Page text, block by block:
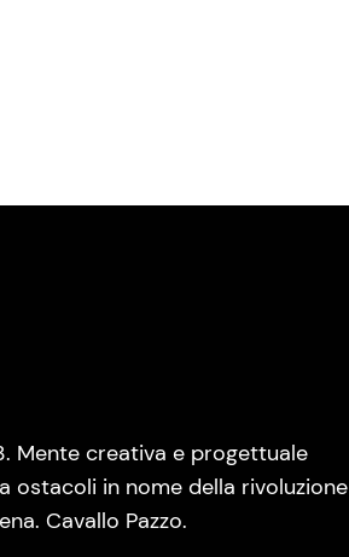
Mente creativa e progettuale
ostacoli in nome della rivoluzione
Cavallo Pazzo.